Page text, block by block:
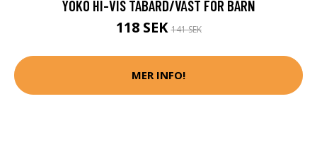
YOKO HI-VIS TABARD/VÄST FÖR BARN
118 SEK141 SEK
MER INFO!